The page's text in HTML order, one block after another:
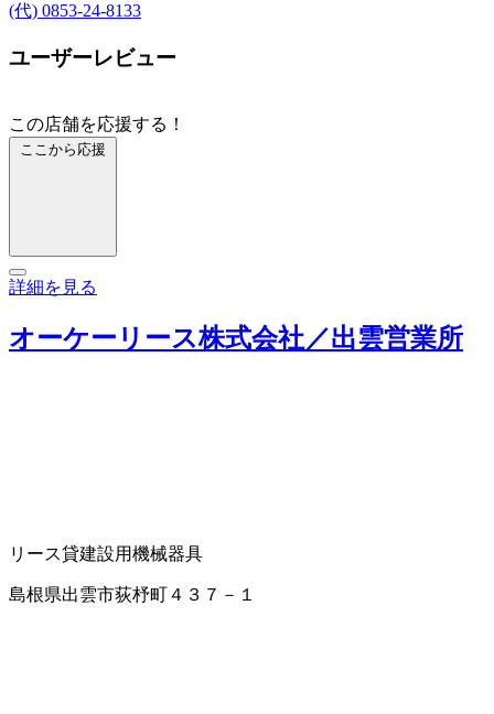
(代) 0853-24-8133
ユーザーレビュー
この店舗を応援する！
ここから応援
詳細を見る
オーケーリース株式会社／出雲営業所
リース貸建設用機械器具
島根県出雲市荻杼町４３７－１